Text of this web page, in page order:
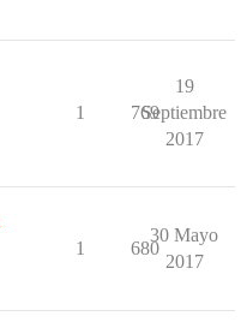
1 769
19
Septiembre
2017
1 680
30 Mayo
2017